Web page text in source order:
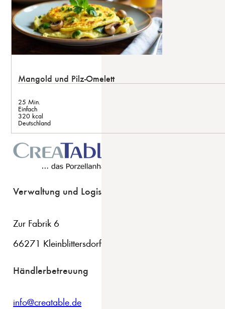
Mangold und Pilz-Omelett
25 Min.
Einfach
320 kcal
Deutschland
Verwaltung und Logistik
Zur Fabrik 6
66271 Kleinblittersdorf
Händlerbetreuung
info@creatable.de